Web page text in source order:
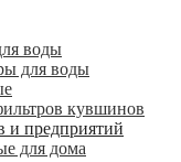
воды
для воды
кувшинов
и предприятий
для дома